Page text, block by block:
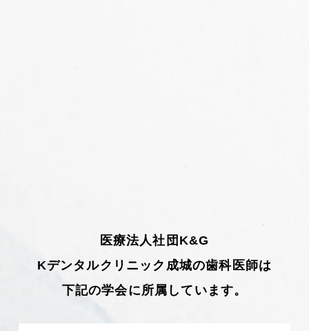
医療法人社団K&G
Kデンタルクリニック成城の歯科医師は
下記の学会に所属しています。